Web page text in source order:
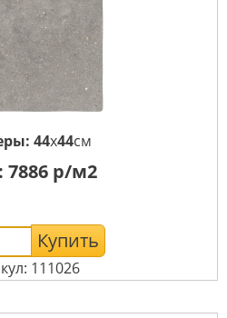
44x44см
7886 р/м2
Купить
111026